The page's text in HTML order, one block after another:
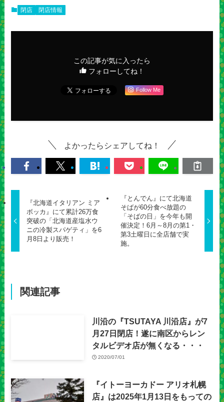
閉店 閉店情報
この記事が気に入ったら
フォローしてね！
Follow Me
よかったらシェアしてね！
『北海道イタリアン ミア
ボッカ』にて累計26万食
突破の「北海道産塩水ウ
ニの冷製スパゲティ」を6
月8日より販売！
『とんでん』にて北海道
そばが60分食べ放題の
「そばの日」を今年も開
催決定！6月～8月の第1・
第3土曜日に全店舗で実
施。
関連記事
川沿の『TSUTAYA 川沿店』が7
月27日閉店！遂に南区からレン
タルビデオ店が無くなる・・・
2020/07/01
『イトーヨーカドー アリオ札幌
店』は2025年1月13日をもっての